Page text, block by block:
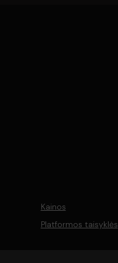
Kainos
Platformos taisyklės